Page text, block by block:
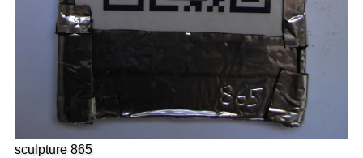
sculpture 865